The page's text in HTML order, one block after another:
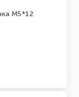
М5*12